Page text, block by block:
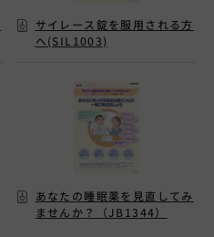
サイレース錠を服用される方
へ(SIL1003)
あなたの睡眠薬を見直してみ
ませんか？（JB1344）